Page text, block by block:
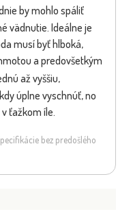
by mohlo spáliť
vädnutie. Ideálne je
musí byť hlboká,
a predovšetkým
až vyššiu,
úplne vyschnúť, no
ťažkom íle.
bez predošlého